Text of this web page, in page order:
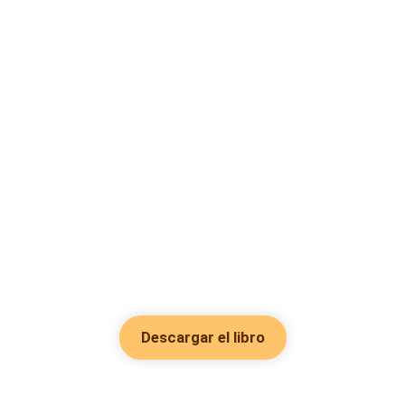
Descargar el libro